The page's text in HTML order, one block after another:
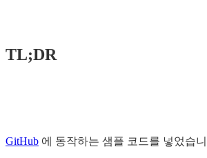
TL;DR
GitHub 에 동작하는 샘플 코드를 넣었습